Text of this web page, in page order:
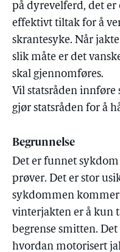
på dyrevelferd, det er
effektivt tiltak for å
skrantesyke. Når
slik måte er det
skal gjennomføres.
Vil statsråden innføre
gjør statsråden for å
Begrunnelse
Det er funnet
prøver. Det er stor
sykdommen
vinterjakten er å kun
begrense smitten.
hvordan motorisert